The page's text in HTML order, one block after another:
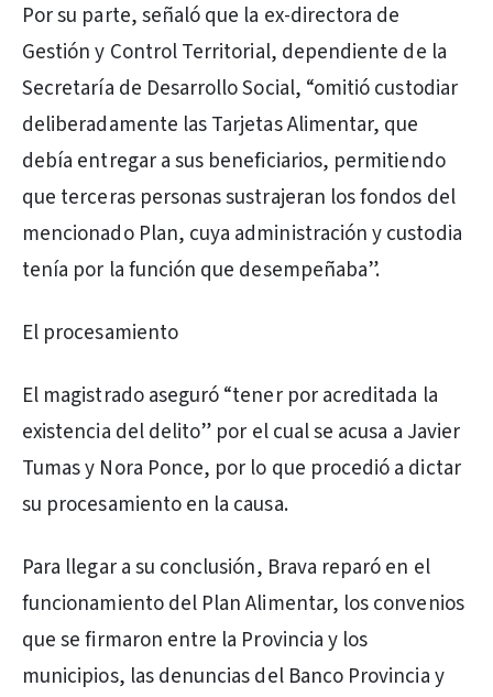
Por su parte, señaló que la ex-directora de
Gestión y Control Territorial, dependiente de la
Secretaría de Desarrollo Social, “omitió custodiar
deliberadamente las Tarjetas Alimentar, que
debía entregar a sus beneficiarios, permitiendo
que terceras personas sustrajeran los fondos del
mencionado Plan, cuya administración y custodia
tenía por la función que desempeñaba”.
El procesamiento
El magistrado aseguró “tener por acreditada la
existencia del delito” por el cual se acusa a Javier
Tumas y Nora Ponce, por lo que procedió a dictar
su procesamiento en la causa.
Para llegar a su conclusión, Brava reparó en el
funcionamiento del Plan Alimentar, los convenios
que se firmaron entre la Provincia y los
municipios, las denuncias del Banco Provincia y